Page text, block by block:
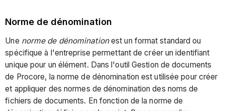
Norme de dénomination
Une norme de dénominationest un format standard ou
spécifique à l'entreprise permettant de créer un identifiant
unique pour un élément. Dans l'outil Gestion de documents
de Procore, la norme de dénomination est utilisée pour créer
et appliquer des normes de dénomination des noms de
fichiers de documents. En fonction de la norme de